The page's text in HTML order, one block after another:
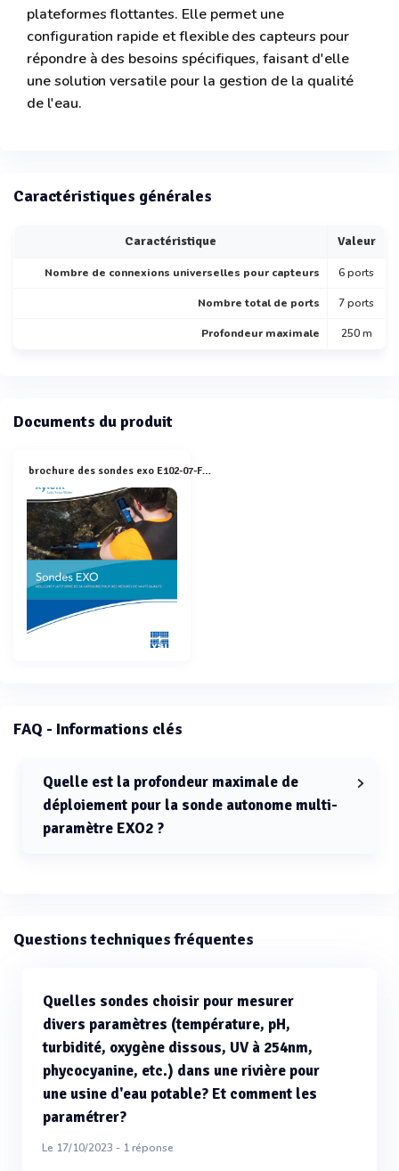
plateformes flottantes. Elle permet une
configuration rapide et flexible des capteurs pour
répondre à des besoins spécifiques, faisant d'elle
une solution versatile pour la gestion de la qualité
de l'eau.
Caractéristiques générales
Caractéristique Valeur
Nombre de connexions universelles pour capteurs 6 ports
Nombre total de ports 7 ports
Profondeur maximale 250 m
Documents du produit
brochure des sondes exo E102-07-FRA
FAQ - Informations clés
Quelle est la profondeur maximale de
déploiement pour la sonde autonome multi-
paramètre EXO2 ?
Questions techniques fréquentes
Quelles sondes choisir pour mesurer
divers paramètres (température, pH,
turbidité, oxygène dissous, UV à 254nm,
phycocyanine, etc.) dans une rivière pour
une usine d'eau potable? Et comment les
paramétrer?
Le 17/10/2023 - 1réponse